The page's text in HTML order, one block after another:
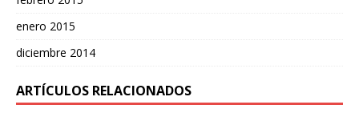
enero 2015
diciembre 2014
ARTÍCULOS RELACIONADOS